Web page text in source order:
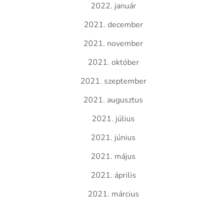
2022. január
2021. december
2021. november
2021. október
2021. szeptember
2021. augusztus
2021. július
2021. június
2021. május
2021. április
2021. március